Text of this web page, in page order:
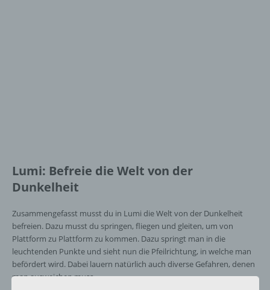
Lumi: Befreie die Welt von der
Dunkelheit
Zusammengefasst musst du in Lumi die Welt von der Dunkelheit
befreien. Dazu musst du springen, fliegen und gleiten, um von
Plattform zu Plattform zu kommen. Dazu springt man in die
leuchtenden Punkte und sieht nun die Pfeilrichtung, in welche man
befördert wird. Dabei lauern natürlich auch diverse Gefahren, denen
man ausweichen muss.